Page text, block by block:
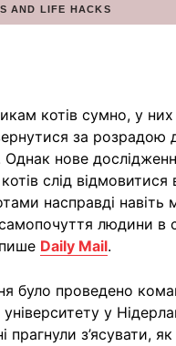
котів сумно, у
за розрадою
Однак нове
слід відмовитися
насправді навіть
людини в
Daily Mail.
було проведено
у
прагнули з’ясувати,